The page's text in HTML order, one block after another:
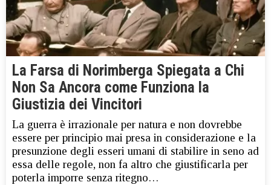
La Farsa di Norimberga Spiegata a Chi
Non Sa Ancora come Funziona la
Giustizia dei Vincitori
La guerra è irrazionale per natura e non dovrebbe
essere per principio mai presa in considerazione e la
presunzione degli esseri umani di stabilire in seno ad
essa delle regole, non fa altro che giustificarla per
poterla imporre senza ritegno…